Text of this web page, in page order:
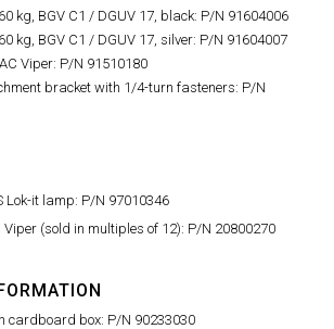
kg, BGV C1 / DGUV 17, black: P/N 91604006
kg, BGV C1 / DGUV 17, silver: P/N 91604007
Viper: P/N 91510180
bracket with 1/4-turn fasteners: P/N
Lok-it lamp: P/N 97010346
(sold in multiples of 12): P/N 20800270
cardboard box: P/N 90233030